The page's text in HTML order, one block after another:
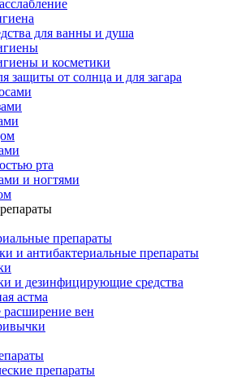
для ванны и душа
и косметики
защиты от солнца и для загара
рта
и ногтями
препараты
и антибактериальные препараты
и дезинфицирующие средства
астма
расширение вен
препараты